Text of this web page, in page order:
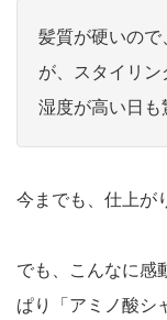
髪質が硬いので
が、スタイリン
湿度が高い日も
今までも、仕上が
でも、こんなに感
ぱり「アミノ酸シ